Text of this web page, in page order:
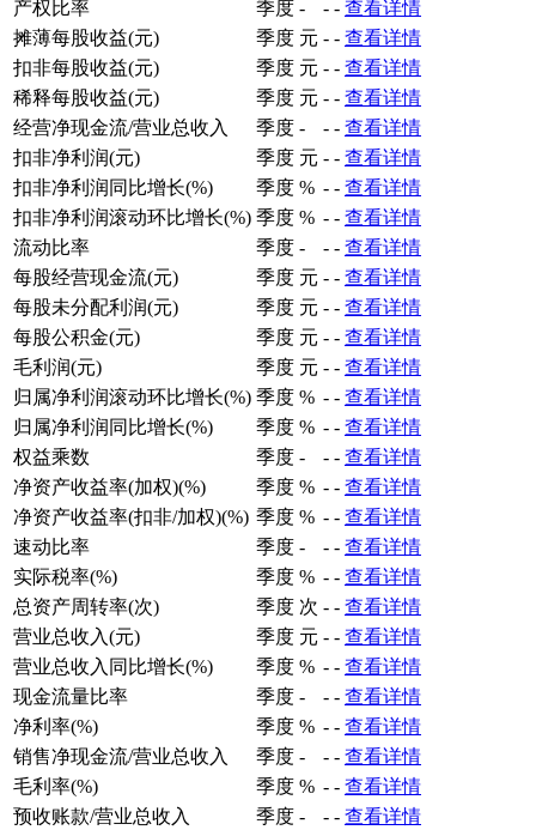
产权比率 季度 - - - 查看详情
摊薄每股收益(元)
季度 元 - - 查看详情
扣非每股收益(元)
季度 元 - - 查看详情
稀释每股收益(元)
季度 元 - - 查看详情
经营净现金流/营业总收入
季度 - - - 查看详情
扣非净利润(元)
季度 元 - - 查看详情
扣非净利润同比增长(%)
季度 % - - 查看详情
扣非净利润滚动环比增长(%) 季度 % - - 查看详情
流动比率
季度 - - - 查看详情
每股经营现金流(元)
季度 元 - - 查看详情
每股未分配利润(元)
季度 元 - - 查看详情
每股公积金(元)
季度 元 - - 查看详情
毛利润(元)
季度 元 - - 查看详情
归属净利润滚动环比增长(%) 季度 % - - 查看详情
归属净利润同比增长(%)
季度 % - - 查看详情
权益乘数
季度 - - - 查看详情
净资产收益率(加权)(%)
季度 % - - 查看详情
净资产收益率(扣非/加权)(%) 季度 % - - 查看详情
速动比率
季度 - - - 查看详情
实际税率(%)
季度 % - - 查看详情
总资产周转率(次)
季度 次 - - 查看详情
营业总收入(元)
季度 元 - - 查看详情
营业总收入同比增长(%)
季度 % - - 查看详情
现金流量比率
季度 - - - 查看详情
净利率(%)
季度 % - - 查看详情
销售净现金流/营业总收入
季度 - - - 查看详情
毛利率(%)
季度 % - - 查看详情
预收账款/营业总收入
季度 - - - 查看详情